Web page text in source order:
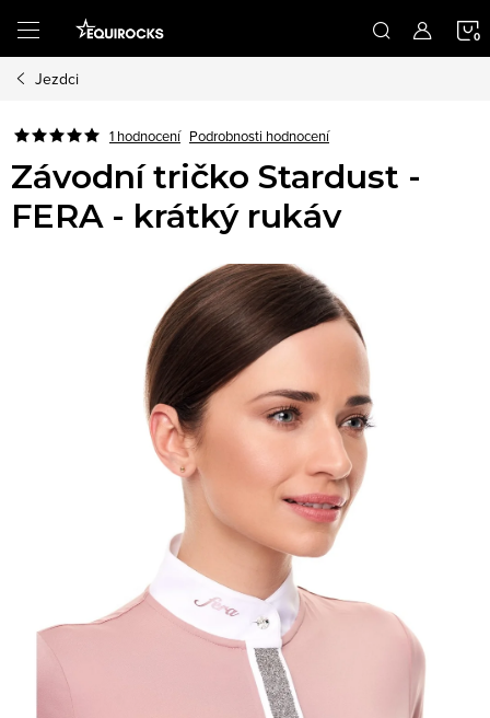
obsah
Jezdci
1 hodnocení Podrobnosti hodnocení
Závodní tričko Stardust -
FERA - krátký rukáv